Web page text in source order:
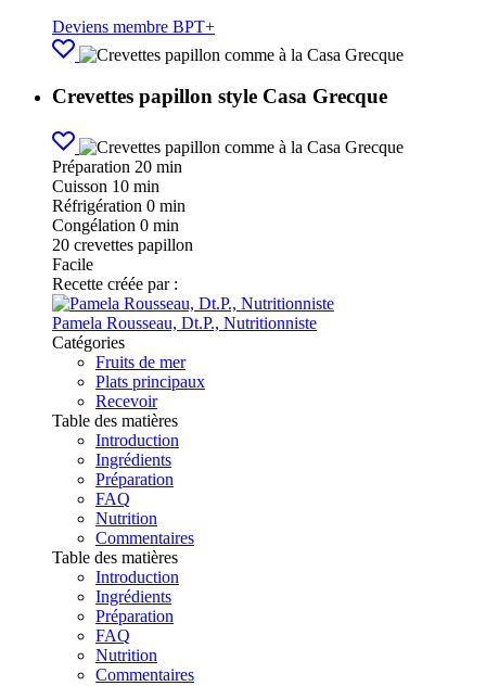
Deviens membre BPT+
Crevettes papillon style Casa Grecque
Préparation 20 min
Cuisson 10 min
Réfrigération 0 min
Congélation 0 min
20 crevettes papillon
Facile
Recette créée par :
Pamela Rousseau, Dt.P., Nutritionniste
Catégories
Fruits de mer
Plats principaux
Recevoir
Table des matières
Introduction
Ingrédients
Préparation
FAQ
Nutrition
Commentaires
Table des matières
Introduction
Ingrédients
Préparation
FAQ
Nutrition
Commentaires